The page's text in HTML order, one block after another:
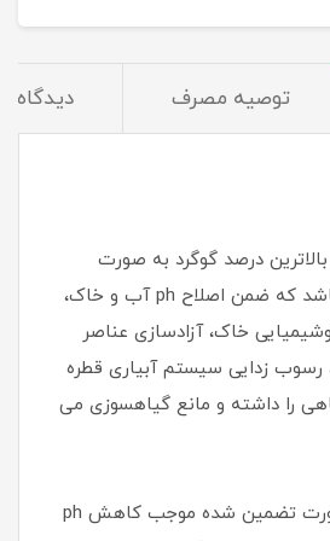
توصیه مصرف
درصد گوگرد به صورت
بنیان سولفات می باشد که ضمن اصلاح ph آب و خاک،
خاک، آزادسازی عناصر
زدایی سیستم آبیاری قطره
را داشته و مانع گیاهسوزی می
کداسال پی اچ به صورت تضمین شده موجب کاهش ph